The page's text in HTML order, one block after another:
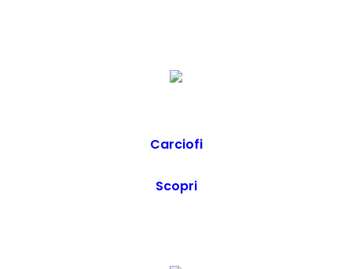
Carciofi
Scopri